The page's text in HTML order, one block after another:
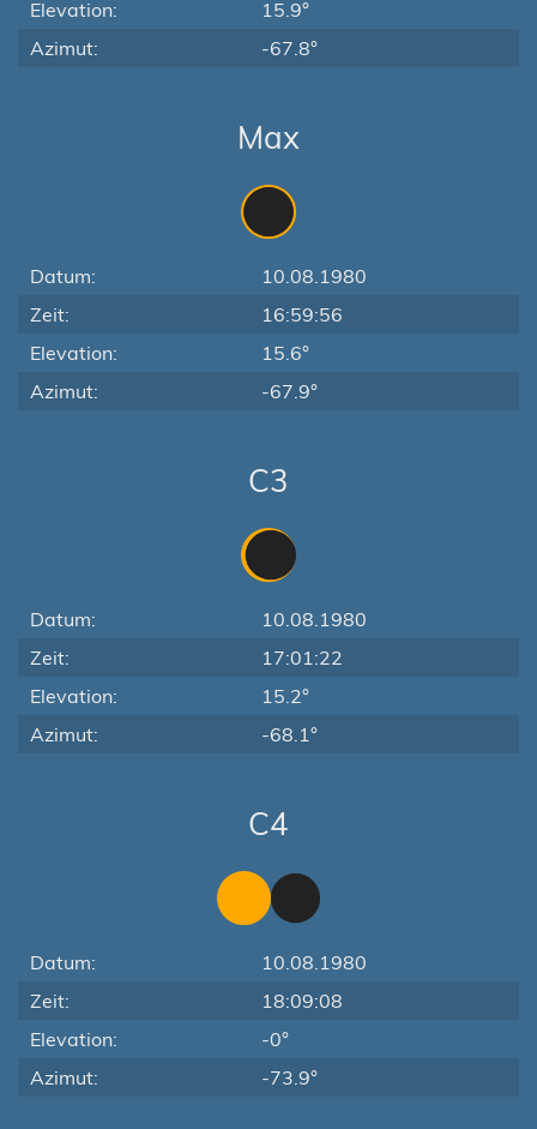
Elevation:
15.9°
Azimut:
-67.8°
Max
Datum:
10.08.1980
Zeit:
16:59:56
Elevation:
15.6°
Azimut:
-67.9°
C3
Datum:
10.08.1980
Zeit:
17:01:22
Elevation:
15.2°
Azimut:
-68.1°
C4
Datum:
10.08.1980
Zeit:
18:09:08
Elevation:
-0°
Azimut:
-73.9°